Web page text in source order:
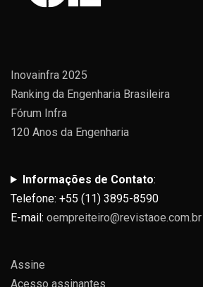
Inovainfra 2025
Ranking da Engenharia Brasileira
Fórum Infra
120 Anos da Engenharia
Informações de Contato:
Telefone: +55 (11) 3895-8590
E-mail: oempreiteiro@revistaoe.com.br
Assine
Acesso assinantes